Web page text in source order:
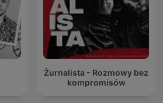
Żurnalista - Rozmowy bez
kompromisów